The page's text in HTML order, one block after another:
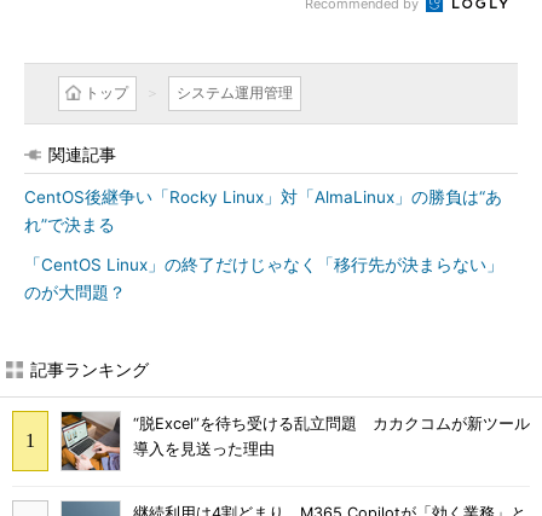
Recommended by
トップ システム運用管理
関連記事
CentOS後継争い「Rocky Linux」対「AlmaLinux」の勝負は“あ
れ”で決まる
「CentOS Linux」の終了だけじゃなく「移行先が決まらない」
のが大問題？
記事ランキング
“脱Excel”を待ち受ける乱立問題 カカクコムが新ツール
導入を見送った理由